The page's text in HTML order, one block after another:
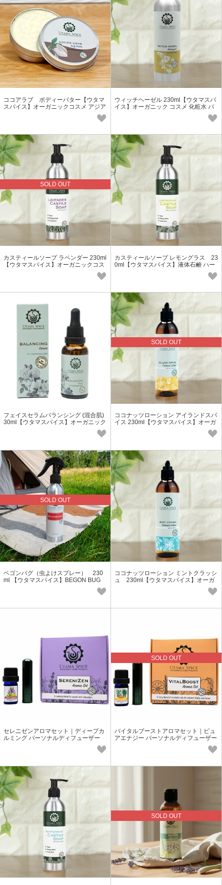
ココアラブ ボディーバター【ウタマ
スパイス】オーガニックコスメ アジア
ウィッチヘーゼル 230ml【ウタマスパ
イス】オーガニック コスメ 化粧水 バ
SOLD OUT
カスティールソープ ラベンダー 230ml
【ウタマスパイス】オーガニックコス
カスティールソープ レモングラス 23
0ml【ウタマスパイス】液体石鹸 ハー
フェイスセラムバランシング (混合肌)
30ml【ウタマスパイス】オーガニック
SOLD OUT
ココナッツローション アイランドスパ
イス 230ml【ウタマスパイス】オーガ
SOLD OUT
ベゴンバグ（虫よけスプレー） 230
ml 【ウタマスパイス】BEGON BUG
ココナッツローション ミントクラッシ
ュ 230ml【ウタマスパイス】オーガ
セレニゼンアロマセット｜ディープカ
ルミング パーソナルディフューザー
【ウタマスパイス】エッセンシャル
SOLD OUT
バイタルブーストアロマセット｜ピュ
アエナジー パーソナルディフューザー
SOLD OUT